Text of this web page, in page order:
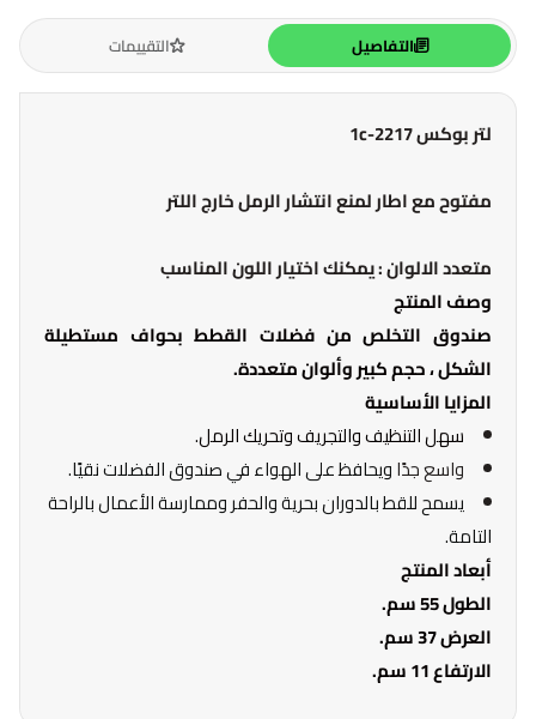
التفاصيل التقييمات
لتر بوكس 1c-2217
مفتوح مع اطار لمنع انتشار الرمل خارج اللتر
متعدد الالوان : يمكنك اختيار اللون المناسب
وصف المنتج
صندوق التخلص من فضلات القطط بحواف مستطيلة
الشكل ، حجم كبير وألوان متعددة.
المزايا الأساسية
سهل التنظيف والتجريف وتحريك الرمل.
واسع جدًاويحافظ على الهواء في صندوق الفضلات نقيًا.
يسمح للقط بالدوران بحرية والحفر وممارسة الأعمال بالراحة
التامة.
أبعاد المنتج
الطول 55 سم.
العرض 37 سم.
الارتفاع 11 سم.